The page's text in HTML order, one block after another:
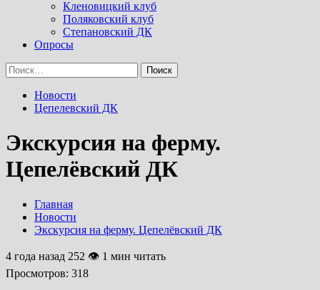
Кленовицкий клуб
Поляковский клуб
Степановский ДК
Опросы
Найти:
Новости
Цепелевский ДК
Экскурсия на ферму.
Цепелёвский ДК
Главная
Новости
Экскурсия на ферму. Цепелёвский ДК
4 года назад 252 👁 1 мин читать
Просмотров: 318